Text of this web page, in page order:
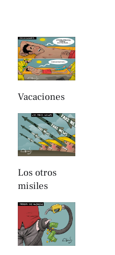
Vacaciones
Los otros
misiles